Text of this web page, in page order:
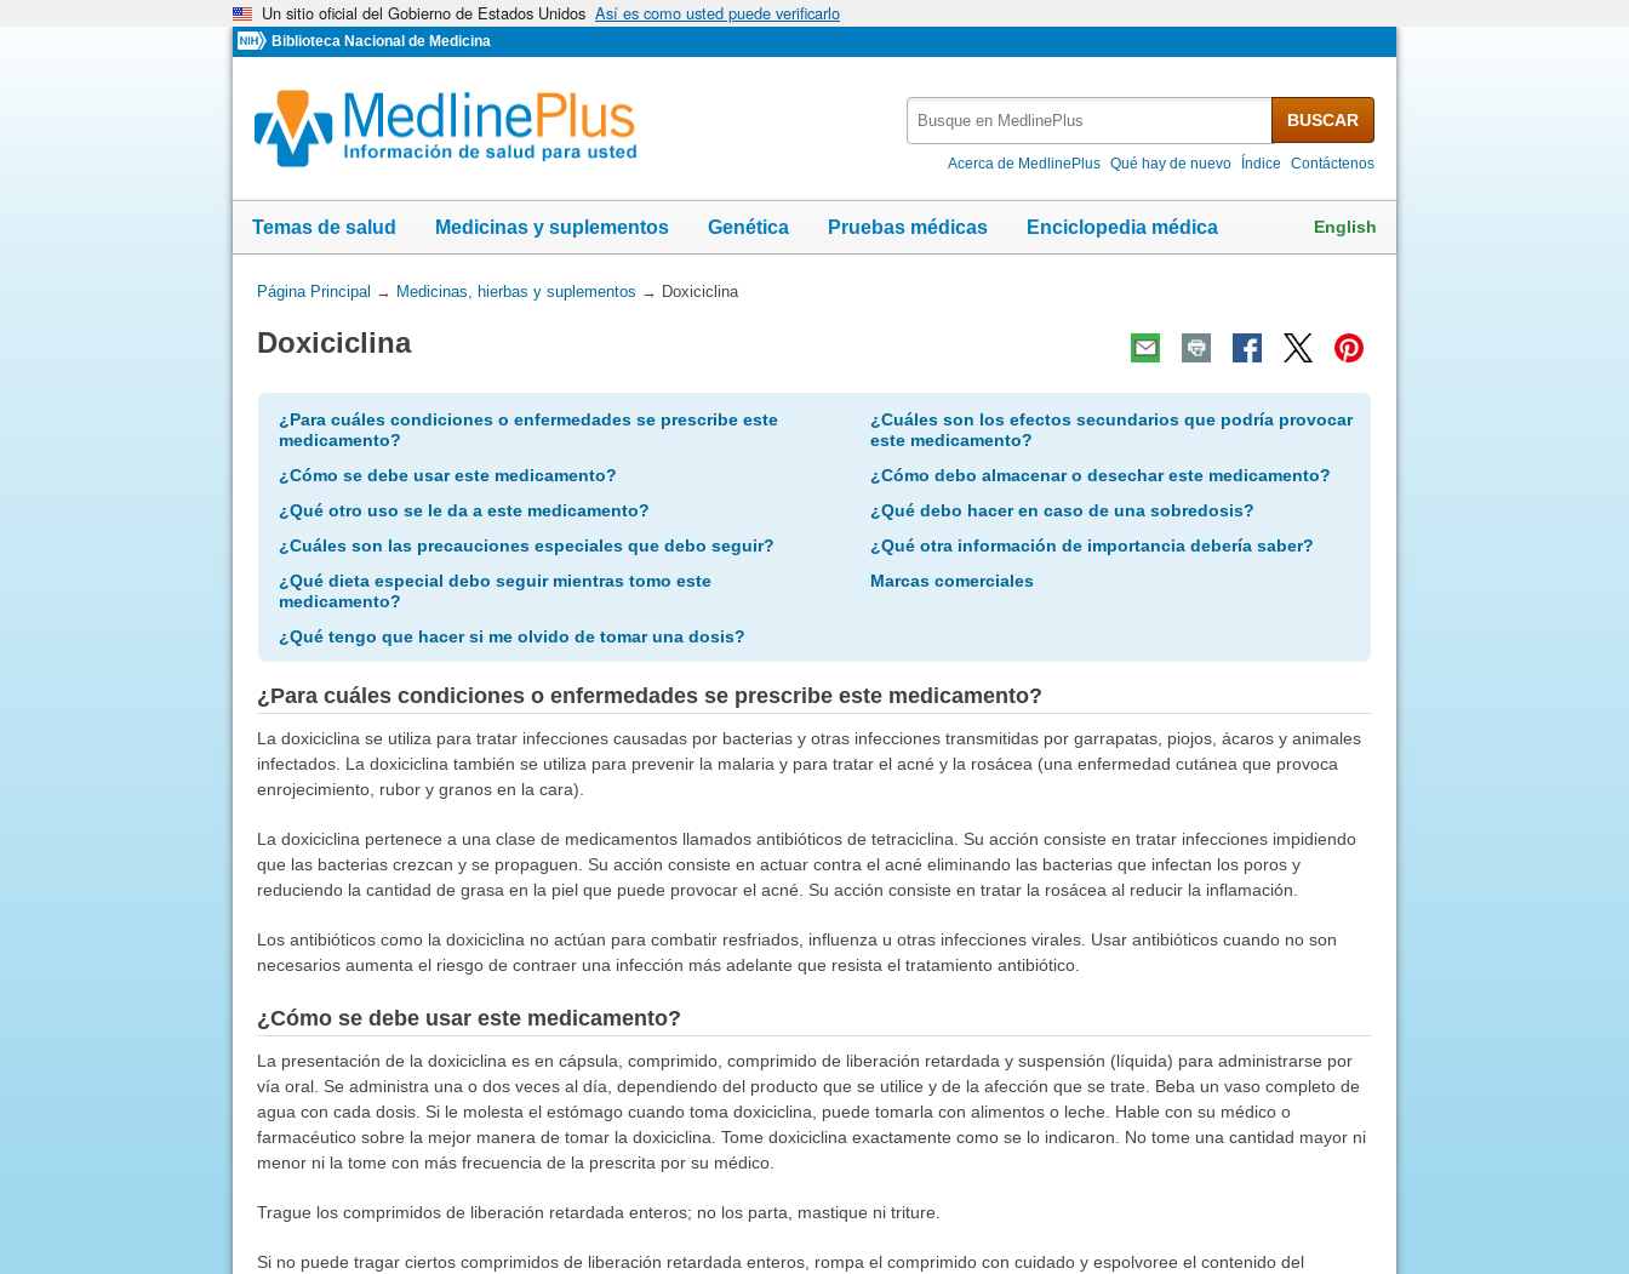
Un sitio oficial del Gobierno de Estados Unidos Así es como usted puede verificarlo
Biblioteca Nacional de Medicina
MedlinePlus
BUSCAR
Acerca de MedlinePlus Qué hay de nuevo Índice Contáctenos
Temas de salud Medicinas y suplementos Genética Pruebas médicas Enciclopedia médica English
Usted
aquí:
Página Principal → Medicinas, hierbas y suplementos → Doxiciclina
Doxiciclina
¿Para cuáles condiciones o enfermedades se prescribe este
medicamento?
¿Cómo se debe usar este medicamento?
¿Qué otro uso se le da a este medicamento?
¿Cuáles son las precauciones especiales que debo seguir?
¿Qué dieta especial debo seguir mientras tomo este
medicamento?
¿Qué tengo que hacer si me olvido de tomar una dosis?
¿Cuáles son los efectos secundarios que podría provocar
este medicamento?
¿Cómo debo almacenar o desechar este medicamento?
¿Qué debo hacer en caso de una sobredosis?
¿Qué otra información de importancia debería saber?
Marcas comerciales
¿Para cuáles condiciones o enfermedades se prescribe este medicamento?
La doxiciclina se utiliza para tratar infecciones causadas por bacterias y otras infecciones transmitidas por garrapatas, piojos, ácaros y animales
infectados. La doxiciclina también se utiliza para prevenir la malaria y para tratar el acné y la rosácea (una enfermedad cutánea que provoca
enrojecimiento, rubor y granos en la cara).
La doxiciclina pertenece a una clase de medicamentos llamados antibióticos de tetraciclina. Su acción consiste en tratar infecciones impidiendo
que las bacterias crezcan y se propaguen. Su acción consiste en actuar contra el acné eliminando las bacterias que infectan los poros y
reduciendo la cantidad de grasa en la piel que puede provocar el acné. Su acción consiste en tratar la rosácea al reducir la inflamación.
Los antibióticos como la doxiciclina no actúan para combatir resfriados, influenza u otras infecciones virales. Usar antibióticos cuando no son
necesarios aumenta el riesgo de contraer una infección más adelante que resista el tratamiento antibiótico.
¿Cómo se debe usar este medicamento?
La presentación de la doxiciclina es en cápsula, comprimido, comprimido de liberación retardada y suspensión (líquida) para administrarse por
vía oral. Se administra una o dos veces al día, dependiendo del producto que se utilice y de la afección que se trate. Beba un vaso completo de
agua con cada dosis. Si le molesta el estómago cuando toma doxiciclina, puede tomarla con alimentos o leche. Hable con su médico o
farmacéutico sobre la mejor manera de tomar la doxiciclina. Tome doxiciclina exactamente como se lo indicaron. No tome una cantidad mayor ni
menor ni la tome con más frecuencia de la prescrita por su médico.
Trague los comprimidos de liberación retardada enteros; no los parta, mastique ni triture.
Si no puede tragar ciertos comprimidos de liberación retardada enteros, rompa el comprimido con cuidado y espolvoree el contenido del